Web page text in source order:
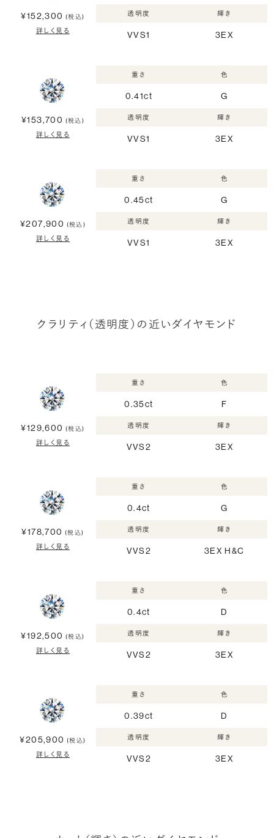
¥152,300 (税込)
詳しく見る
透明度
VVS1
輝き
3EX
¥153,700 (税込)
詳しく見る
重さ
0.41ct
色
G
透明度
VVS1
輝き
3EX
¥207,900 (税込)
詳しく見る
重さ
0.45ct
色
G
透明度
VVS1
輝き
3EX
クラリティ（透明度）の近いダイヤモンド
¥129,600 (税込)
詳しく見る
重さ
0.35ct
色
F
透明度
VVS2
輝き
3EX
¥178,700 (税込)
詳しく見る
重さ
0.4ct
色
G
透明度
VVS2
輝き
3EX H&C
¥192,500 (税込)
詳しく見る
重さ
0.4ct
色
D
透明度
VVS2
輝き
3EX
¥205,900 (税込)
詳しく見る
重さ
0.39ct
色
D
透明度
VVS2
輝き
3EX